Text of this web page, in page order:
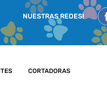
NUESTRAS REDES!
CORTADORAS